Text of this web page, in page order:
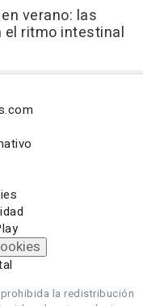
verano: las
el ritmo intestinal
la redistribución